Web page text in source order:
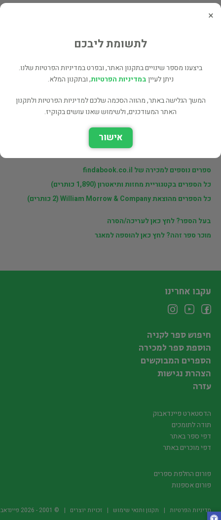
פרטי המוכר
ספרים נוספים למכירה של findabook.co.il
כל הספרים בקטגוריית מחזות ותיאטרון (1,890 כותרים)
כל הספרים מהוצאת William Morrow & Company (2 כותרים)
בעל הספר? לחץ כאן לעריכה/הסרה
מוכר ספר זהה? לחץ כאן להוספה למאגר
×
לתשומת ליבכם
ביצענו מספר שינויים בתקנון האתר, ובפרט במדיניות הפרטיות שלנו.
ניתן לעייןבמדיניות הפרטיות, ובתקנון המלא.
המשך הגלישה באתר, מהווה הסכמה שלכם למדיניות הפרטיות ולתקנון
האתר המעודכנים, ולשימוש שאנו עושים בקוקיז.
אישור
עקבו אחרינו
חיפוש ספר לקניה
הוספת ספר למכירה
הספרים המבוקשים
הצהרת נגישות
עזרה
הדסטארט פיינדאבוק
תודה לתומכים
דפי ספר באתר
דפי מוכרים באתר
פורום החלפת ספרים
פורום אספנות
מדיניות הפרטיות תקנון ותנאי שימוש זכויות יוצרים © 2001 -
2026